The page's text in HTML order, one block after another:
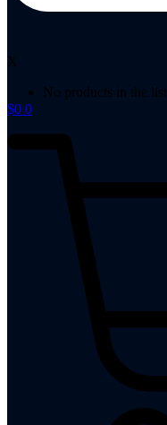
X
No products in the list
$0 0